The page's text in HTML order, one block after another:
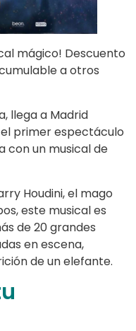
mágico! Descuento
a otros
llega a Madrid
el primer espectáculo
con un musical de
Houdini, el mago
este musical es
de 20 grandes
en escena,
de un elefante.